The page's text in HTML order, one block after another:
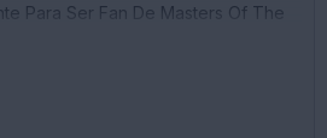
Para Ser Fan De Masters Of The
Siempre Y La Nueva Generación